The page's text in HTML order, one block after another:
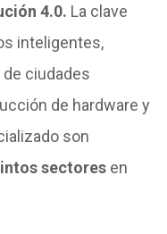
4.0. La clave
inteligentes,
ciudades
de hardware y
son
sectoresen